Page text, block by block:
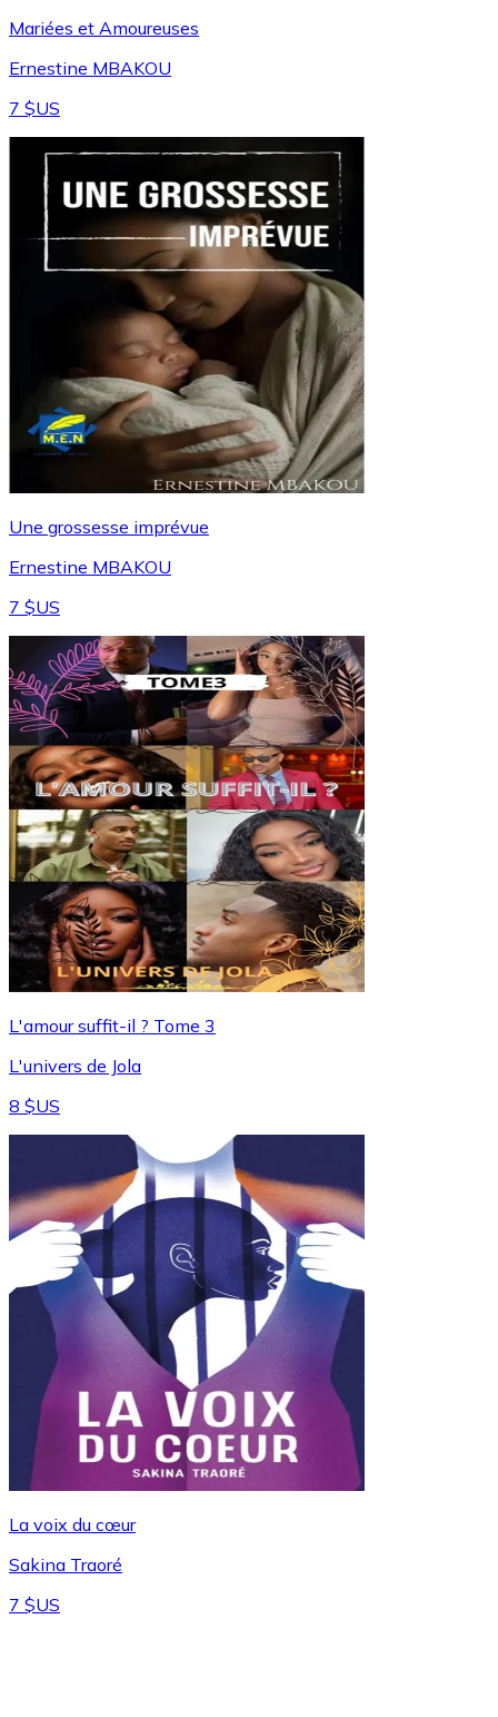
Mariées et Amoureuses
Ernestine MBAKOU
7 $US
Une grossesse imprévue
Ernestine MBAKOU
7 $US
L'amour suffit-il ? Tome 3
L'univers de Jola
8 $US
La voix du cœur
Sakina Traoré
7 $US